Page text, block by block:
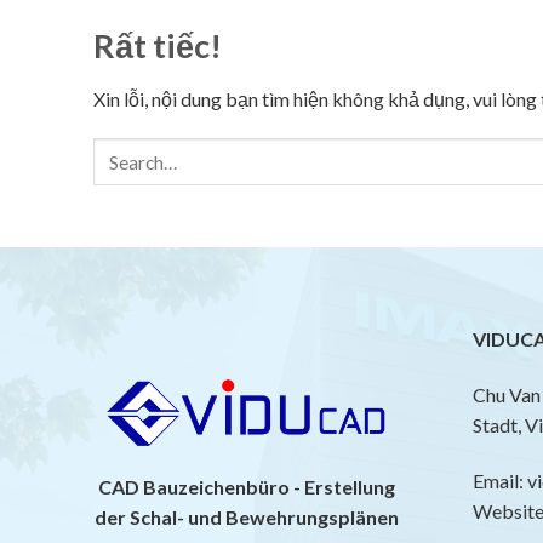
Rất tiếc!
Xin lỗi, nội dung bạn tìm hiện không khả dụng, vui
CAD Bauzeichenbüro - Erstellung
der Schal- und Bewehrungsplänen
Chu
Stadt,
Email: